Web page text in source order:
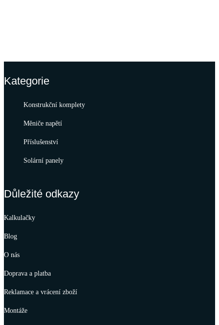
Kategorie
Konstrukční komplety
Měniče napětí
Příslušenství
Solární panely
Důležité odkazy
Kalkulačky
Blog
O nás
Doprava a platba
Reklamace a vrácení zboží
Montáže